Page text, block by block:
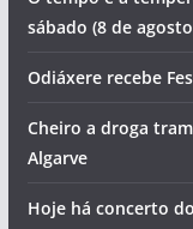
sábado (8 de
Odiáxere recebe
Cheiro a droga
Algarve
Hoje há concerto